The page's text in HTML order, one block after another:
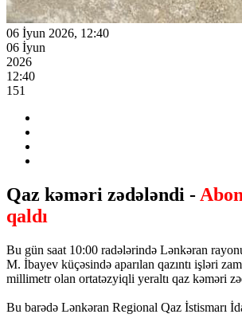
06 İyun 2026, 12:40
06 İyun
2026
12:40
151
Qaz kəməri zədələndi -
qaldı
Bu gün saat 10:00 radələrində Lənkəran
M. İbayev küçəsində aparılan qazıntı işləri
millimetr olan ortatəzyiqli yeraltı qaz kəməri
Bu barədə Lənkəran Regional Qaz İstismarı